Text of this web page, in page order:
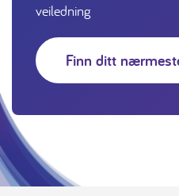
veiledning
Finn ditt